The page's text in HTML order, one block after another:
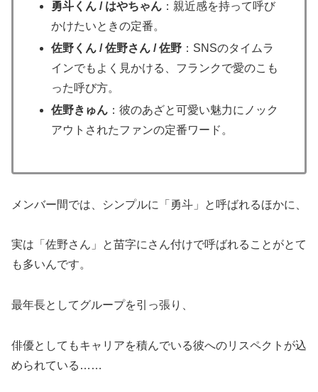
勇斗くん / はやちゃん ：親近感を持って呼び
かけたいときの定番。
佐野くん / 佐野さん / 佐野 ：SNSのタイムラ
インでもよく見かける、フランクで愛のこも
った呼び方。
佐野きゅん ：彼のあざと可愛い魅力にノック
アウトされたファンの定番ワード。
メンバー間では、シンプルに「勇斗」と呼ばれるほかに、
実は「佐野さん」と苗字にさん付けで呼ばれることがとて
も多いんです。
最年長としてグループを引っ張り、
俳優としてもキャリアを積んでいる彼へのリスペクトが込
められている……